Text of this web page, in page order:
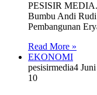
PESISIR
Bumbu Andi
Pembangunan
Read More »
EKONOMI
pesisirmedia4
10